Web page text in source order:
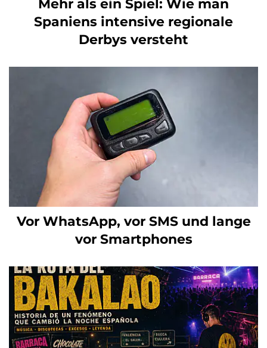
Mehr als ein Spiel: Wie man
Spaniens intensive regionale
Derbys versteht
Vor WhatsApp, vor SMS und lange
vor Smartphones